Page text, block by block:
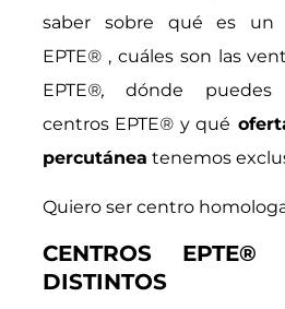
saber sobre qué es un
EPTE®, cuáles son las
EPTE®,dónde puedes
centros EPTE® y qué
percutánea tenemos
Quiero ser centro
CENTROS
DISTINTOS